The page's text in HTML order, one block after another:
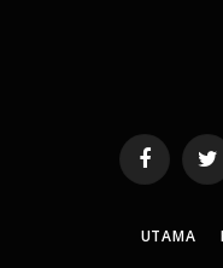
Facebook
UTAMA